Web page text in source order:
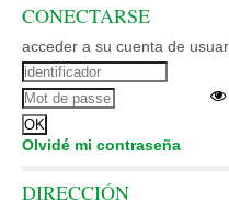
CONECTARSE
acceder a su cuenta de
Olvidé mi contraseña
DIRECCIÓN